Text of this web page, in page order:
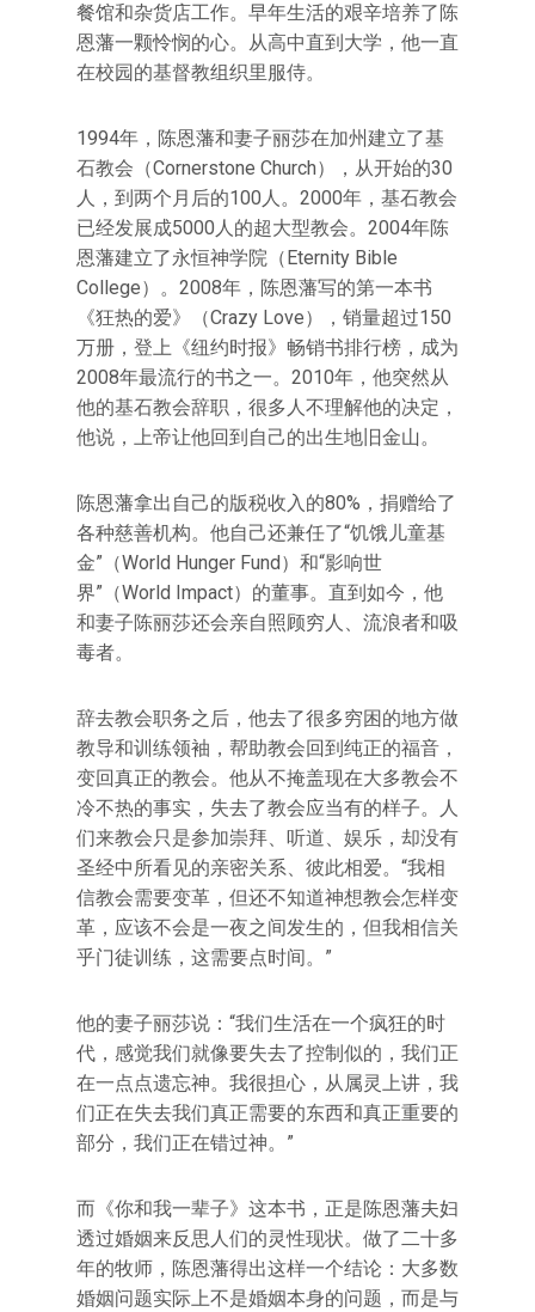
餐馆和杂货店工作。早年生活的艰辛培养了陈
恩藩一颗怜悯的心。从高中直到大学，他一直
在校园的基督教组织里服侍。
1994年，陈恩藩和妻子丽莎在加州建立了基
石教会（Cornerstone Church），从开始的30
人，到两个月后的100人。2000年，基石教会
已经发展成5000人的超大型教会。2004年陈
恩藩建立了永恒神学院（Eternity Bible
College）。2008年，陈恩藩写的第一本书
《狂热的爱》（Crazy Love），销量超过150
万册，登上《纽约时报》畅销书排行榜，成为
2008年最流行的书之一。2010年，他突然从
他的基石教会辞职，很多人不理解他的决定，
他说，上帝让他回到自己的出生地旧金山。
陈恩藩拿出自己的版税收入的80%，捐赠给了
各种慈善机构。他自己还兼任了“饥饿儿童基
金”（World Hunger Fund）和“影响世
界”（World Impact）的董事。直到如今，他
和妻子陈丽莎还会亲自照顾穷人、流浪者和吸
毒者。
辞去教会职务之后，他去了很多穷困的地方做
教导和训练领袖，帮助教会回到纯正的福音，
变回真正的教会。他从不掩盖现在大多教会不
冷不热的事实，失去了教会应当有的样子。人
们来教会只是参加崇拜、听道、娱乐，却没有
圣经中所看见的亲密关系、彼此相爱。“我相
信教会需要变革，但还不知道神想教会怎样变
革，应该不会是一夜之间发生的，但我相信关
乎门徒训练，这需要点时间。”
他的妻子丽莎说：“我们生活在一个疯狂的时
代，感觉我们就像要失去了控制似的，我们正
在一点点遗忘神。我很担心，从属灵上讲，我
们正在失去我们真正需要的东西和真正重要的
部分，我们正在错过神。”
而《你和我一辈子》这本书，正是陈恩藩夫妇
透过婚姻来反思人们的灵性现状。做了二十多
年的牧师，陈恩藩得出这样一个结论：大多数
婚姻问题实际上不是婚姻本身的问题，而是与